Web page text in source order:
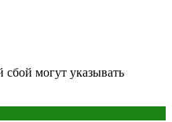
могут указывать